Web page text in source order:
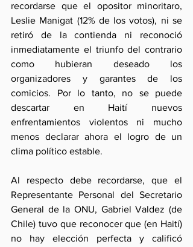
recordarse que el opositor minoritaro,
Leslie Manigat (12% de los votos), ni se
retiró de la contienda ni reconoció
inmediatamente el triunfo del contrario
como hubieran deseado los
organizadores y garantes de los
comicios. Por lo tanto, no se puede
descartar en Haití nuevos
enfrentamientos violentos ni mucho
menos declarar ahora el logro de un
clima político estable.
Al respecto debe recordarse, que el
Representante Personal del Secretario
General de la ONU, Gabriel Valdez (de
Chile) tuvo que reconocer que (en Haití)
no hay elección perfecta y calificó